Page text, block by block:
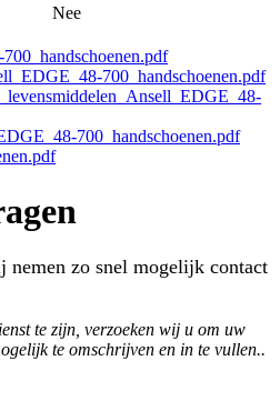
Nee
700_handschoenen.pdf
700_handschoenen.pdf
nemen zo snel mogelijk contact
te zijn, verzoeken wij u om uw
te omschrijven en in te vullen..